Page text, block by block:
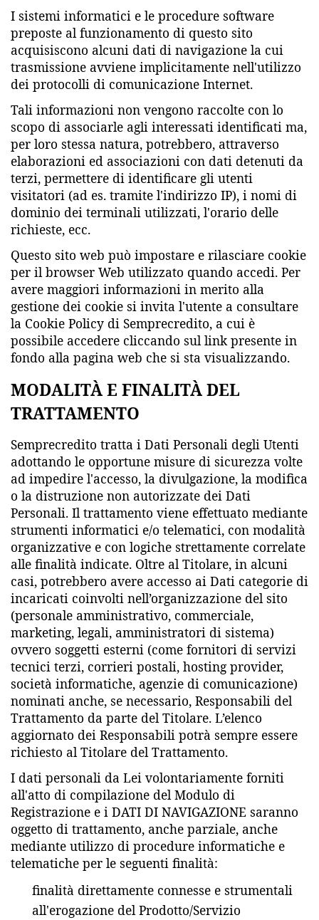
I sistemi informatici e le procedure software
preposte al funzionamento di questo sito
acquisiscono alcuni dati di navigazione la cui
trasmissione avviene implicitamente nell'utilizzo
dei protocolli di comunicazione Internet.
Tali informazioni non vengono raccolte con lo
scopo di associarle agli interessati identificati ma,
per loro stessa natura, potrebbero, attraverso
elaborazioni ed associazioni con dati detenuti da
terzi, permettere di identificare gli utenti
visitatori (ad es. tramite l'indirizzo IP), i nomi di
dominio dei terminali utilizzati, l'orario delle
richieste, ecc.
Questo sito web può impostare e rilasciare cookie
per il browser Web utilizzato quando accedi. Per
avere maggiori informazioni in merito alla
gestione dei cookie si invita l'utente a consultare
la Cookie Policy di Semprecredito, a cui è
possibile accedere cliccando sul link presente in
fondo alla pagina web che si sta visualizzando.
MODALITÀ E FINALITÀ DEL
TRATTAMENTO
Semprecredito tratta i Dati Personali degli Utenti
adottando le opportune misure di sicurezza volte
ad impedire l'accesso, la divulgazione, la modifica
o la distruzione non autorizzate dei Dati
Personali. Il trattamento viene effettuato mediante
strumenti informatici e/o telematici, con modalità
organizzative e con logiche strettamente correlate
alle finalità indicate. Oltre al Titolare, in alcuni
casi, potrebbero avere accesso ai Dati categorie di
incaricati coinvolti nell’organizzazione del sito
(personale amministrativo, commerciale,
marketing, legali, amministratori di sistema)
ovvero soggetti esterni (come fornitori di servizi
tecnici terzi, corrieri postali, hosting provider,
società informatiche, agenzie di comunicazione)
nominati anche, se necessario, Responsabili del
Trattamento da parte del Titolare. L’elenco
aggiornato dei Responsabili potrà sempre essere
richiesto al Titolare del Trattamento.
I dati personali da Lei volontariamente forniti
all'atto di compilazione del Modulo di
Registrazione e i DATI DI NAVIGAZIONE saranno
oggetto di trattamento, anche parziale, anche
mediante utilizzo di procedure informatiche e
telematiche per le seguenti finalità:
finalità direttamente connesse e strumentali
all'erogazione del Prodotto/Servizio